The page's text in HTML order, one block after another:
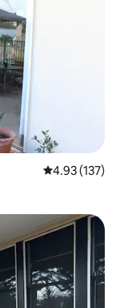
Ukadiriaji wa
4.93 (137)